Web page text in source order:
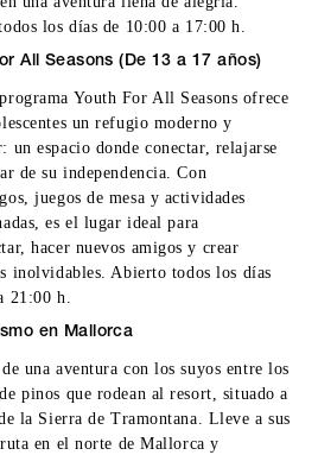
los días de 10:00 a 17:00 h.
All Seasons (De 13 a 17 años)
Youth For All Seasons ofrece
un refugio moderno y
un espacio donde conectar, relajarse
de su independencia. Con
juegos de mesa y actividades
es el lugar ideal para
hacer nuevos amigos y crear
inolvidables. Abierto todos los días
21:00 h.
en Mallorca
una aventura con los suyos entre los
pinos que rodean al resort, situado a
la Sierra de Tramontana. Lleve a sus
en el norte de Mallorca y